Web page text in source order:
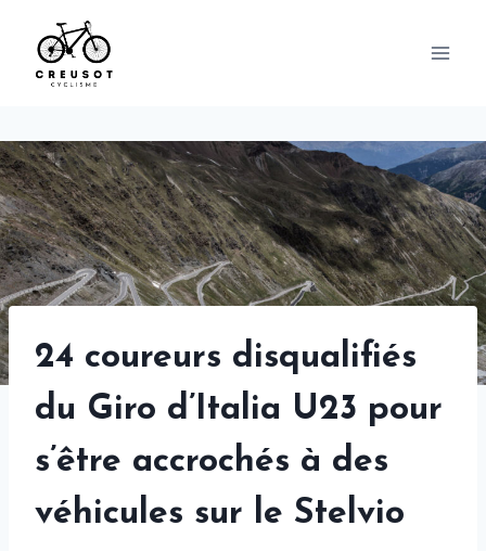
content
24 coureurs disqualifiés
du Giro d’Italia U23 pour
s’être accrochés à des
véhicules sur le Stelvio